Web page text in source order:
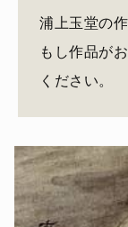
浦上玉堂の
もし作品が
ください。